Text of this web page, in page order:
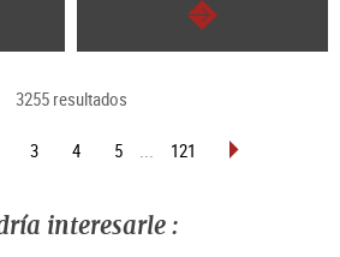
continuar
3255 resultados
3 4 5 ... 121 pasar
interesarle :